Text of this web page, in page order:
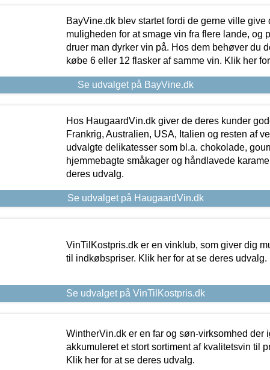
BayVine.dk blev startet fordi de gerne ville give
muligheden for at smage vin fra flere lande, og
druer man dyrker vin på. Hos dem behøver du
købe 6 eller 12 flasker af samme vin. Klik her
Se udvalget på BayVine.dk
Hos HaugaardVin.dk giver de deres kunder
Frankrig, Australien, USA, Italien og resten af
udvalgte delikatesser som bl.a. chokolade,
hjemmebagte småkager og håndlavede
deres udvalg.
Se udvalget på HaugaardVin.dk
VinTilKostpris.dk er en vinklub, som giver dig
til indkøbspriser. Klik her for at se deres udvalg.
Se udvalget på VinTilKostpris.dk
WintherVin.dk er en far og søn-virksomhed der
akkumuleret et stort sortiment af kvalitetsvin til
Klik her for at se deres udvalg.